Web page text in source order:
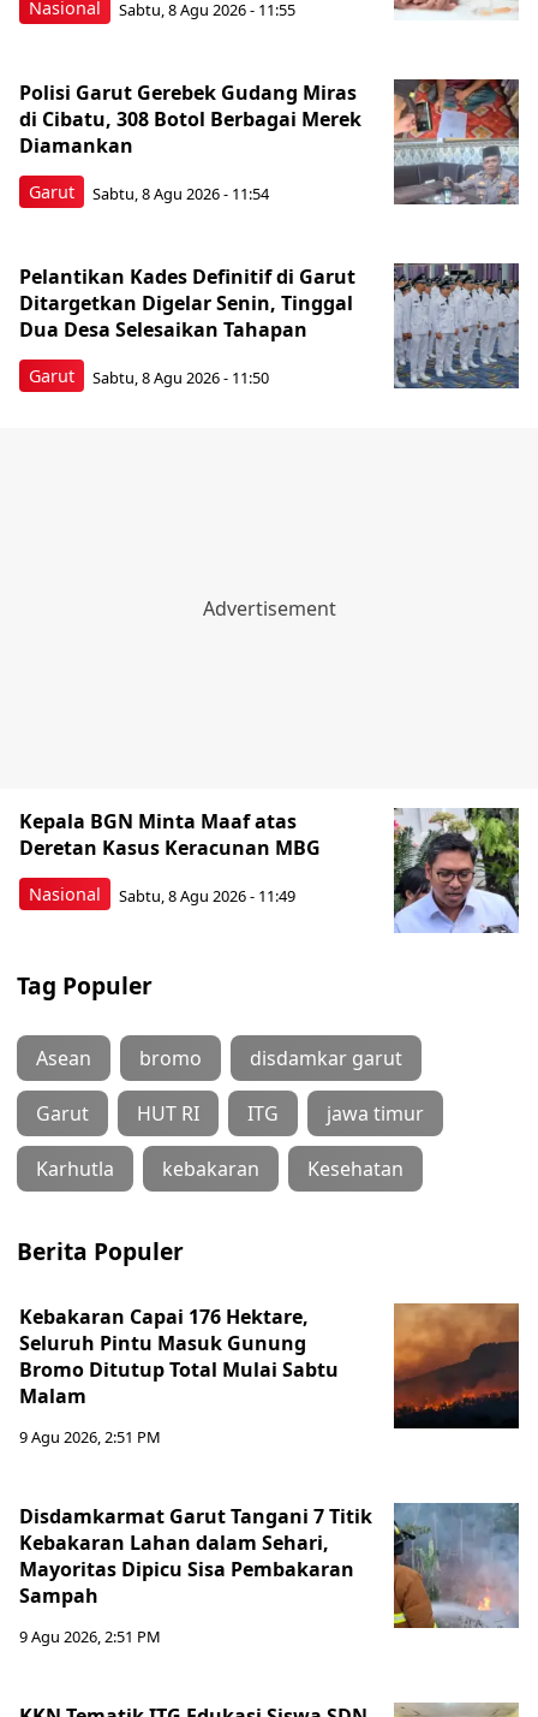
Nasional Sabtu, 8 Agu 2026 - 11:55
Garut
Polisi Garut Gerebek Gudang Miras
di Cibatu, 308 Botol Berbagai Merek
Diamankan
Sabtu, 8 Agu 2026 - 11:54
Garut
Pelantikan Kades Definitif di Garut
Ditargetkan Digelar Senin, Tinggal
Dua Desa Selesaikan Tahapan
Sabtu, 8 Agu 2026 - 11:50
Nasional
Kepala BGN Minta Maaf atas
Deretan Kasus Keracunan MBG
Sabtu, 8 Agu 2026 - 11:49
Tag Populer
Asean bromo disdamkar garut
Garut HUT RI ITG jawa timur
Karhutla kebakaran Kesehatan
Berita Populer
Kebakaran Capai 176 Hektare,
Seluruh Pintu Masuk Gunung
Bromo Ditutup Total Mulai Sabtu
Malam
9 Agu 2026, 2:51 PM
Disdamkarmat Garut Tangani 7 Titik
Kebakaran Lahan dalam Sehari,
Mayoritas Dipicu Sisa Pembakaran
Sampah
9 Agu 2026, 2:51 PM